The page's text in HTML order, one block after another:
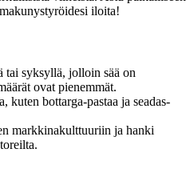
iloita!
tai syksyllä, jolloin sää on
ovat pienemmät.
bottarga-pastaa ja seadas-
markkinakulttuuriin ja hanki